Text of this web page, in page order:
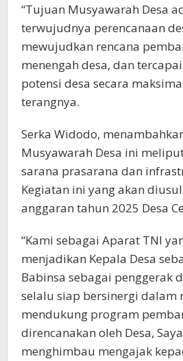
“Tujuan Musyawarah Desa
terwujudnya perencanaan
mewujudkan rencana
menengah desa, dan
potensi desa secara
terangnya.
Serka Widodo,
Musyawarah Desa ini
sarana prasarana dan
Kegiatan ini yang akan
anggaran tahun 2025 Desa
“Kami sebagai Aparat TNI
menjadikan Kepala Desa
Babinsa sebagai penggerak
selalu siap bersinergi dalam
mendukung program
direncanakan oleh Desa,
menghimbau mengajak